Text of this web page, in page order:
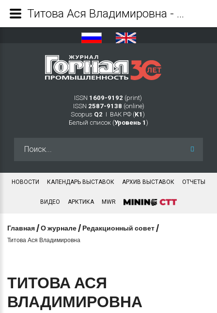
ISSN 1609-9192 (print)
ISSN 2587-9138 (online)
Scopus Q2 Ι ВАК РФ (K1 )
Белый список (Уровень 1 )
НОВОСТИ КАЛЕНДАРЬ ВЫСТАВОК АРХИВ ВЫСТАВОК ОТЧЕТЫ
ВИДЕО АРКТИКА MWR
Главная /О журнале / Редакционный совет /
Титова Ася Владимировна
ТИТОВА АСЯ
ВЛАДИМИРОВНА
Титова Ася Владимировна - Журнал Горная промышленность